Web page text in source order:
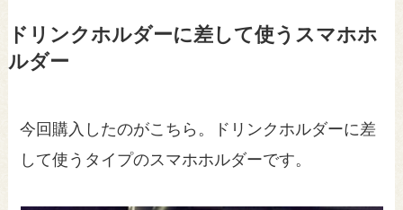
ドリンクホルダーに差して使うスマホホ
ルダー
今回購入したのがこちら。ドリンクホルダーに差
して使うタイプのスマホホルダーです。